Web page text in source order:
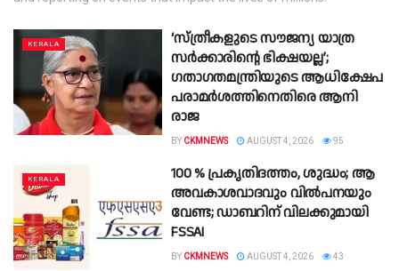
KERALA
‘സ്ത്രീകളുടെ സൗജന്യ യാത്ര
സര്‍ക്കാരിന്റെ ഭിക്ഷയല്ല’;
ഗതാഗതമന്ത്രിയുടെ ആധിക്ഷേപ
പരാമർശത്തിനെതിരെ ആനി
രാജ
BY CKMNEWS AUGUST 4, 2026 95
KERALA
100 % പ്രകൃതിദത്തം, ശുദ്ധം; ആ
അവകാശവാദവും വിൽപനയും
വേണ്ട; ഡാബറിന് വിലക്കുമായി
FSSAI
BY CKMNEWS AUGUST 4, 2026 43